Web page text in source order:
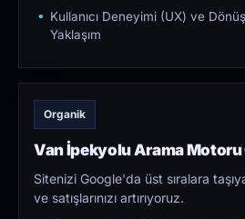
Kullanıcı Deneyimi (UX) ve
Yaklaşım
Organik
Van İpekyolu Arama
Sitenizi Google'da üst sıralara
ve satışlarınızı artırıyoruz.